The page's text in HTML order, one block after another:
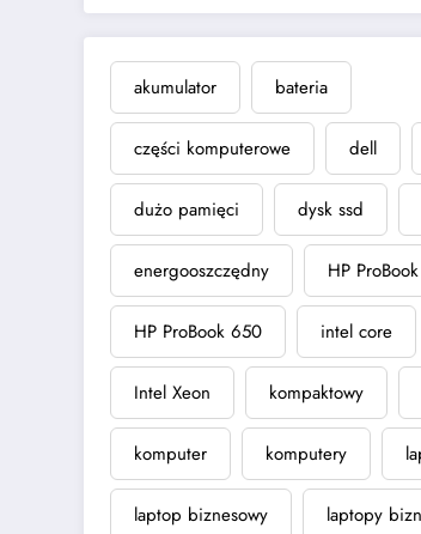
akumulator bateria
części komputerowe dell
dużo pamięci dysk ssd
energooszczędny HP ProBook
HP ProBook 650 intel core
Intel Xeon kompaktowy
komputer komputery
laptop biznesowy laptopy